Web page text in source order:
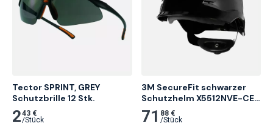
Tector SPRINT, GREY
Schutzbrille 12 Stk.
243 €
/Stück
3M SecureFit schwarzer
Schutzhelm X5512NVE-CE-
4 nicht belüftet CE 4-
Punkt-Ratsche 1 Stk.
71 88 €
/Stück